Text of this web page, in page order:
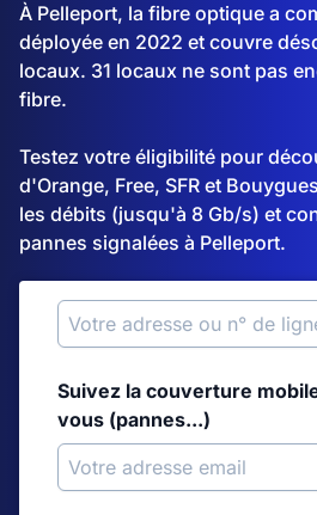
À Pelleport, la fibre optique a
déployée en 2022 et couvre
locaux. 31 locaux ne sont pas
fibre.
Testez votre éligibilité pour
d'Orange, Free, SFR et
les débits (jusqu'à 8 Gb/s) et
pannes signalées à Pelleport.
Suivez la couverture
vous (pannes...)